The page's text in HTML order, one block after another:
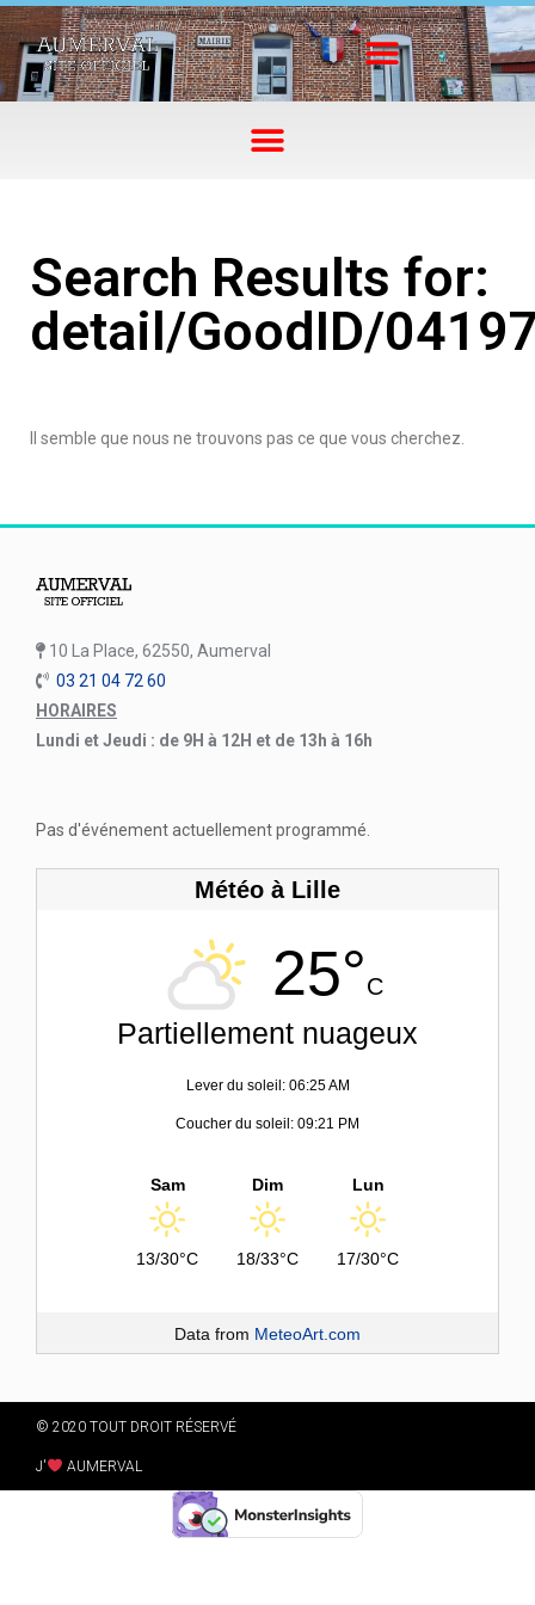
Search Results for:
detail/GoodID/
Il semble que nous ne trouvons pas ce que vous cherchez.
10 La Place, 62550, Aumerval
03 21 04 72 60
HORAIRES
Lundi et Jeudi : de 9H à 12H et de 13h à 16h
Pas d'événement actuellement programmé.
Météo à Lille
25°C
Partiellement nuageux
Lever du soleil: 06:25 AM
Coucher du soleil: 09:21 PM
Sam
13/30°C
Dim
18/33°C
Lun
17/30°C
Data from MeteoArt.com
© 2020 TOUT DROIT RÉSERVÉ
J' AUMERVAL